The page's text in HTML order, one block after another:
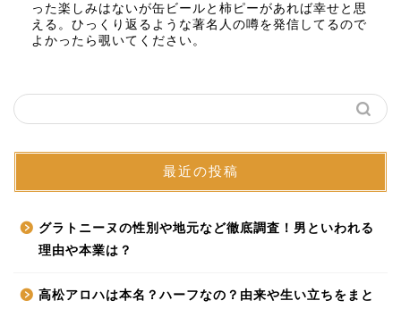
った楽しみはないが缶ビールと柿ピーがあれば幸せと思
える。ひっくり返るような著名人の噂を発信してるので
よかったら覗いてください。
最近の投稿
グラトニーヌの性別や地元など徹底調査！男といわれる
理由や本業は？
高松アロハは本名？ハーフなの？由来や生い立ちをまと